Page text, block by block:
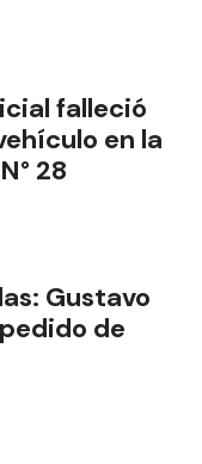
falleció
en la
28
Gustavo
de